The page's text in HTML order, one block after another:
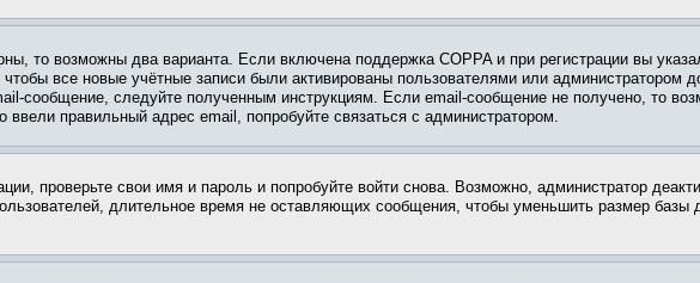
то возможны два варианта. Если включена поддержка COPPA и при регистрации вы
все новые учётные записи были активированы пользователями или администратором
сообщение, следуйте полученным инструкциям. Если email-сообщение не получено, то
правильный адрес email, попробуйте связаться с администратором.
проверьте свои имя и пароль и попробуйте войти снова. Возможно, администратор
длительное время не оставляющих сообщения, чтобы уменьшить размер базы